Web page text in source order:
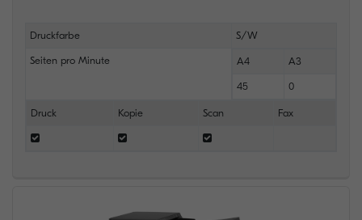
Druckfarbe S/W
Seiten pro Minute A4 A3
45 0
Druck Kopie Scan Fax